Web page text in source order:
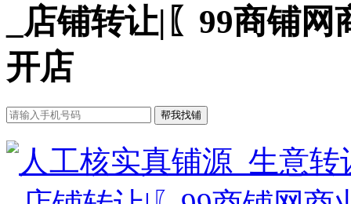
_店铺转让|〖99商铺
开店